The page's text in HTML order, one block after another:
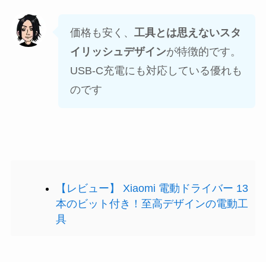
価格も安く、 工具とは思えないスタ
イリッシュデザインが特徴的です。
USB-C充電にも対応している優れも
のです
【レビュー】 Xiaomi 電動ドライバー 13
本のビット付き！至高デザインの電動工
具